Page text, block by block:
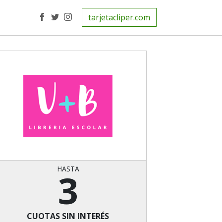
tarjetacliper.com
HASTA
3
CUOTAS SIN INTERÉS